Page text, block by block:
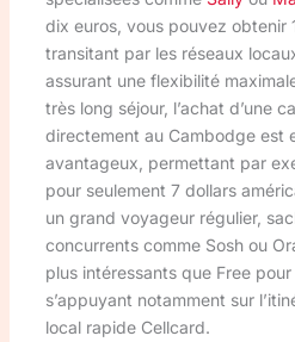
dix euros, vous pouvez obtenir
transitant par les réseaux
assurant une flexibilité
très long séjour, l’achat d’une
directement au Cambodge est
avantageux, permettant par
pour seulement 7 dollars
un grand voyageur régulier,
concurrents comme Sosh ou
plus intéressants que Free
s’appuyant notamment sur
local rapide Cellcard.